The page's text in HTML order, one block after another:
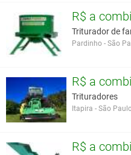
R$ a
Triturador de
Pardinho - São
R$ a
Trituradores
Itapira - São
R$ a